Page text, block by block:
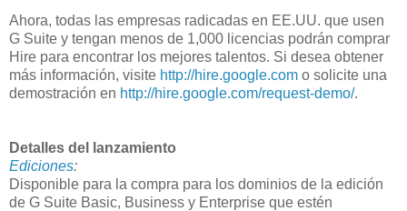
Ahora, todas las empresas radicadas en EE.UU. que usen
G Suite y tengan menos de 1,000 licencias podrán comprar
Hire para encontrar los mejores talentos. Si desea obtener
más información, visite http://hire.google.com o solicite una
demostración en http://hire.google.com/request-demo/.
Detalles del lanzamiento
Ediciones:
Disponible para la compra para los dominios de la edición
de G Suite Basic, Business y Enterprise que estén